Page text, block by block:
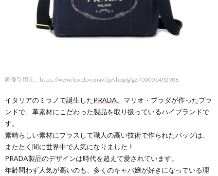
画像引用元：https://www.lovelovenavi.jp/shop/g/g2700001492986
イタリアのミラノで誕生したPRADA。マリオ・プラダが作ったブラ
ンドで、革素材にこだわった製品を取り扱っているハイブランドで
す。
素晴らしい素材にプラスして職人の高い技術で作られたバッグは、
またたく間に世界中で人気になりました！
PRADA製品のデザインは時代を超えて愛されています。
年齢問わず人気が高いのも、多くのキャバ嬢が好きになっている理